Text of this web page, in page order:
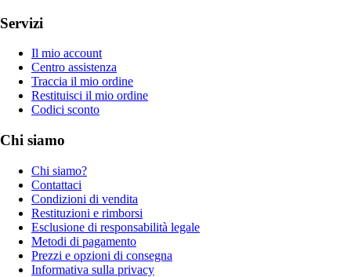
Servizi
Il mio account
Centro assistenza
Traccia il mio ordine
Restituisci il mio ordine
Codici sconto
Chi siamo
Chi siamo?
Contattaci
Condizioni di vendita
Restituzioni e rimborsi
Esclusione di responsabilità legale
Metodi di pagamento
Prezzi e opzioni di consegna
Informativa sulla privacy